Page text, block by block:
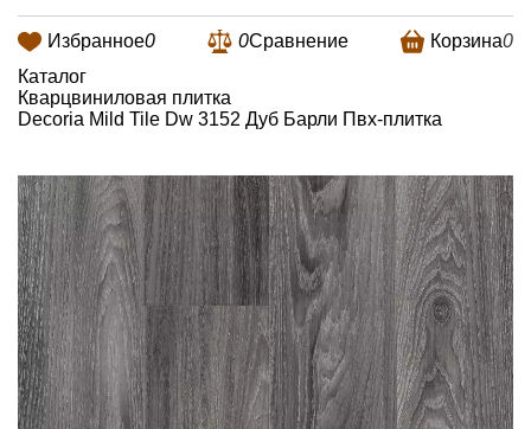
Избранное0 0Сравнение Корзина0
Каталог
Кварцвиниловая плитка
Decoria Mild Tile Dw 3152 Дуб Барли Пвх-плитка